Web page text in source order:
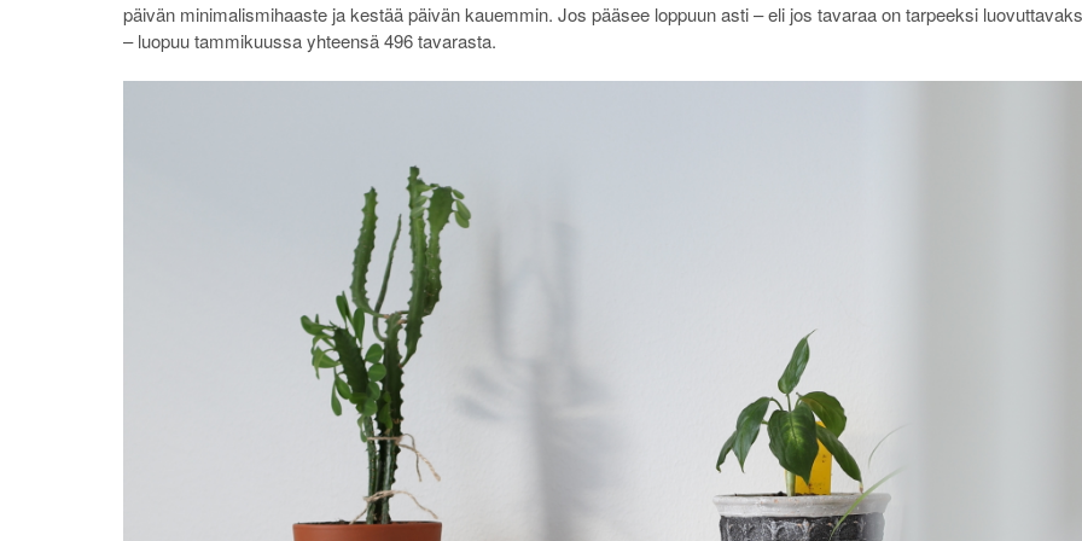
päivän minimalismihaaste ja kestää päivän kauemmin. Jos pääsee loppuun asti – eli jos tavaraa on tarpeeksi
– luopuu tammikuussa yhteensä 496 tavarasta.